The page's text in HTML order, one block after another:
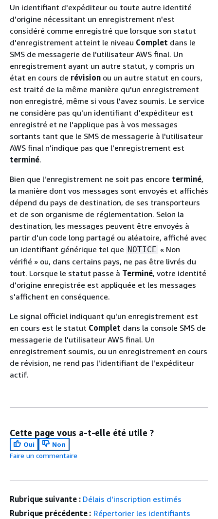
Un identifiant d'expéditeur ou toute autre identité
d'origine nécessitant un enregistrement n'est
considéré comme enregistré que lorsque son statut
d'enregistrement atteint le niveau Complet dans le
SMS de messagerie de l'utilisateur AWS final. Un
enregistrement ayant un autre statut, y compris un
état en cours de révision ou un autre statut en cours,
est traité de la même manière qu'un enregistrement
non enregistré, même si vous l'avez soumis. Le service
ne considère pas qu'un identifiant d'expéditeur est
enregistré et ne l'applique pas à vos messages
sortants tant que le SMS de messagerie à l'utilisateur
AWS final n'indique pas que l'enregistrement est
terminé.
Bien que l'enregistrement ne soit pas encore terminé,
la manière dont vos messages sont envoyés et affichés
dépend du pays de destination, de ses transporteurs
et de son organisme de réglementation. Selon la
destination, les messages peuvent être envoyés à
partir d'un code long partagé ou aléatoire, affiché avec
un identifiant générique tel que NOTICE « Non
vérifié » ou, dans certains pays, ne pas être livrés du
tout. Lorsque le statut passe à Terminé, votre identité
d'origine enregistrée est appliquée et les messages
s'affichent en conséquence.
Le signal officiel indiquant qu'un enregistrement est
en cours est le statut Complet dans la console SMS de
messagerie de l'utilisateur AWS final. Un
enregistrement soumis, ou un enregistrement en cours
de révision, ne rend pas l'identifiant de l'expéditeur
actif.
Cette page vous a-t-elle été utile ?
Oui
Non
Faire un commentaire
Rubrique suivante : Délais d'inscription estimés
Rubrique précédente : Répertorier les identifiants